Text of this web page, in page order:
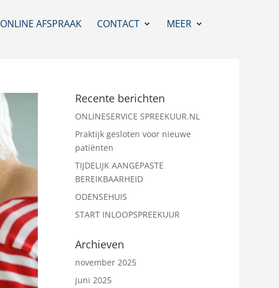
ONLINE AFSPRAAK CONTACT MEER
Recente berichten
ONLINESERVICE SPREEKUUR.NL
Praktijk gesloten voor nieuwe
patiënten
TIJDELIJK AANGEPASTE
BEREIKBAARHEID
ODENSEHUIS
START INLOOPSPREEKUUR
Archieven
november 2025
juni 2025